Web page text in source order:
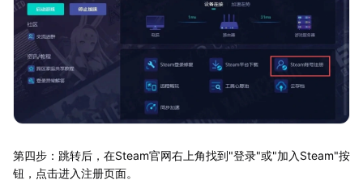
第四步：跳转后，在Steam官网右上角找到"登录"或"加入Steam"按
钮，点击进入注册页面。